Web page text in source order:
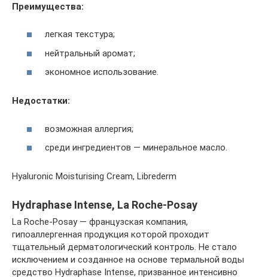
Преимущества:
легкая текстура;
нейтральный аромат;
экономное использование.
Недостатки:
возможная аллергия;
среди ингредиентов — минеральное масло.
Hyaluronic Moisturising Cream, Librederm
Hydraphase Intense, La Roche-Posay
La Roche-Posay — французская компания,
гипоаллергенная продукция которой проходит
тщательный дерматологический контроль. Не стало
исключением и созданное на основе термальной воды
средство Hydraphase Intense, призванное интенсивно